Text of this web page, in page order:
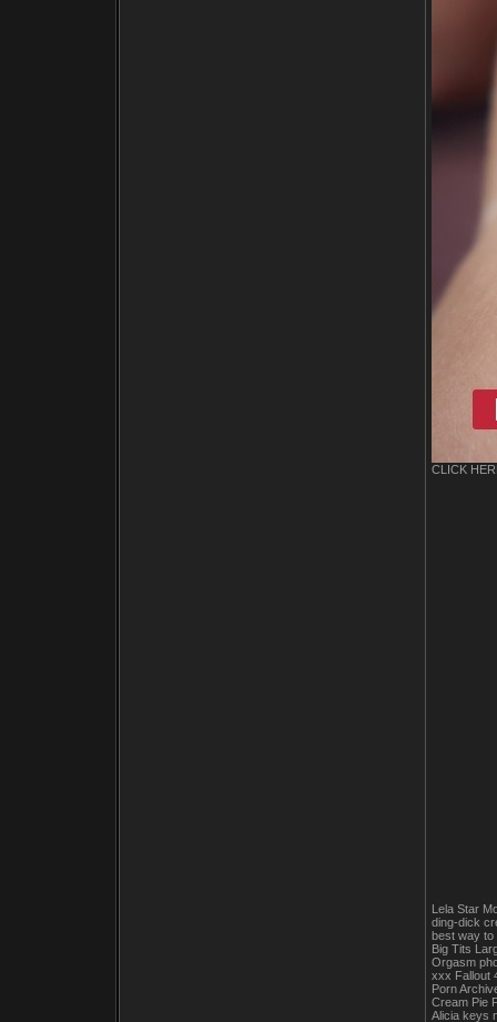
CLICK
Lela Star
ding-dick
best way to
Big Tits
Orgasm
xxx Fallout
Porn
Cream Pie
Alicia keys